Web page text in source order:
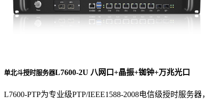
单北斗授时服务器L7600-2U 八网口+晶振+铷钟+万兆光口
L7600-PTP为专业级PTP/IEEE1588-2008电信级授时服务器，